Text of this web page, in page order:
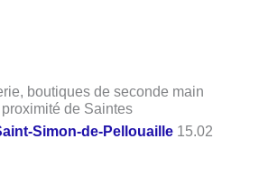
boutiques de seconde main
de Saintes
Simon-de-Pellouaille 15.02